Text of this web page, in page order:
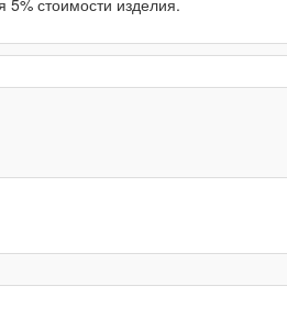
стоимости изделия.